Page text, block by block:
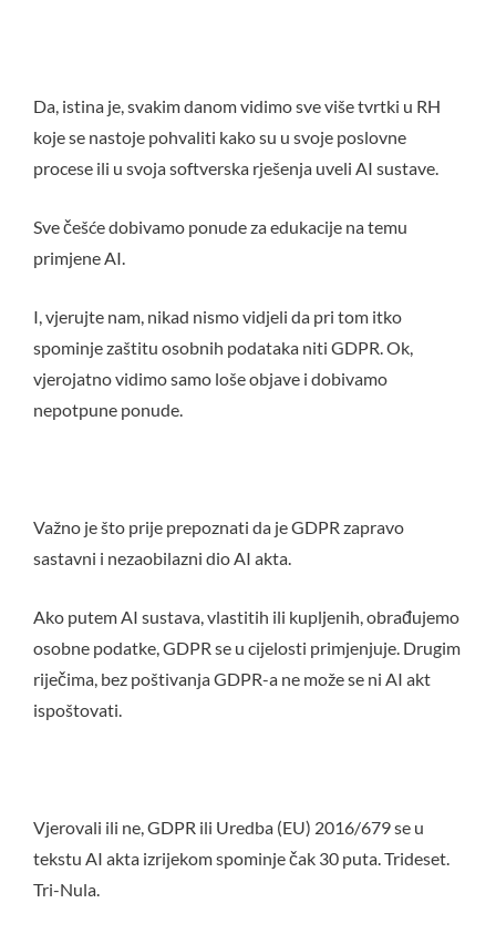
Da, istina je, svakim danom vidimo sve više tvrtki u RH
koje se nastoje pohvaliti kako su u svoje poslovne
procese ili u svoja softverska rješenja uveli AI sustave.
Sve češće dobivamo ponude za edukacije na temu
primjene AI.
I, vjerujte nam, nikad nismo vidjeli da pri tom itko
spominje zaštitu osobnih podataka niti GDPR. Ok,
vjerojatno vidimo samo loše objave i dobivamo
nepotpune ponude.
Važno je što prije prepoznati da je GDPR zapravo
sastavni i nezaobilazni dio AI akta.
Ako putem AI sustava, vlastitih ili kupljenih, obrađujemo
osobne podatke, GDPR se u cijelosti primjenjuje. Drugim
riječima, bez poštivanja GDPR-a ne može se ni AI akt
ispoštovati.
Vjerovali ili ne, GDPR ili Uredba (EU) 2016/679 se u
tekstu AI akta izrijekom spominje čak 30 puta. Trideset.
Tri-Nula.